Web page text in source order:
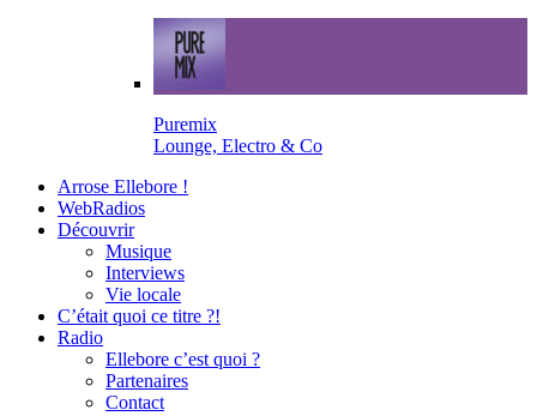
Puremix
Lounge, Electro & Co
Arrose Ellebore !
WebRadios
Découvrir
Musique
Interviews
Vie locale
C’était quoi ce titre ?!
Radio
Ellebore c’est quoi ?
Partenaires
Contact